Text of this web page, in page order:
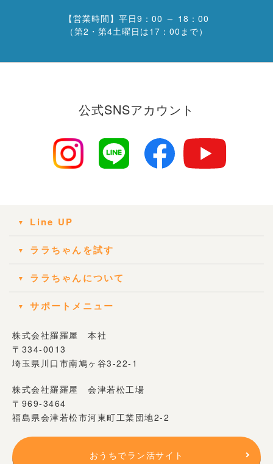
【営業時間】平日9：00 ～ 18：00
（第2・第4土曜日は17：00まで）
公式SNSアカウント
Line UP
ララちゃんを試す
ララちゃんについて
サポートメニュー
株式会社羅羅屋 本社
〒334-0013
埼玉県川口市南鳩ヶ谷3-22-1
株式会社羅羅屋 会津若松工場
〒969-3464
福島県会津若松市河東町工業団地2-2
おうちでラン活サイト